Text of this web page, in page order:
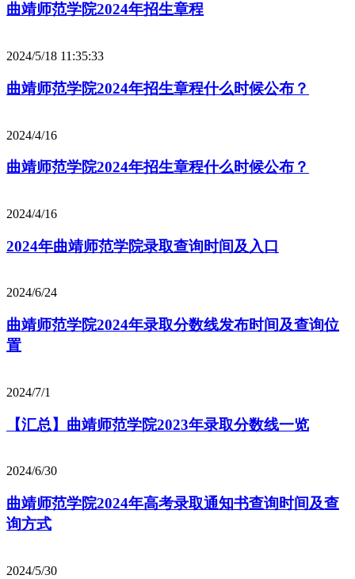
曲靖师范学院2024年招生章程
2024/5/18 11:35:33
曲靖师范学院2024年招生章程什么时候公布？
2024/4/16
曲靖师范学院2024年招生章程什么时候公布？
2024/4/16
2024年曲靖师范学院录取查询时间及入口
2024/6/24
曲靖师范学院2024年录取分数线发布时间及查询位
置
2024/7/1
【汇总】曲靖师范学院2023年录取分数线一览
2024/6/30
曲靖师范学院2024年高考录取通知书查询时间及查
询方式
2024/5/30